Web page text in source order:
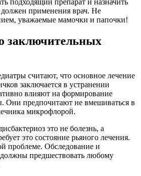
должен применения врач. Не
уважаемые мамочки и папочки!
заключительных
считают, что основное лечение
заключается в устранении
влияют на формирование
Они предпочитают не вмешиваться в
микрофлорой.
это не болезнь, а
это состояние рьяного лечения.
проблеме. Обследование и
должны предшествовать любому